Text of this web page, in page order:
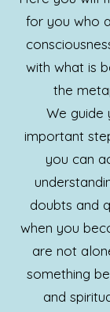
for you who
with what is
the
We guide
important
you can
doubts and
when you
are not
something
and